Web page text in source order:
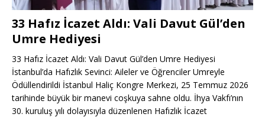
33 Hafız İcazet Aldı: Vali Davut Gül’den
Umre Hediyesi
33 Hafız İcazet Aldı: Vali Davut Gül’den Umre Hediyesi
İstanbul’da Hafızlık Sevinci: Aileler ve Öğrenciler Umreyle
Ödüllendirildi İstanbul Haliç Kongre Merkezi, 25 Temmuz 2026
tarihinde büyük bir manevi coşkuya sahne oldu. İhya Vakfı’nın
30. kuruluş yılı dolayısıyla düzenlenen Hafızlık İcazet